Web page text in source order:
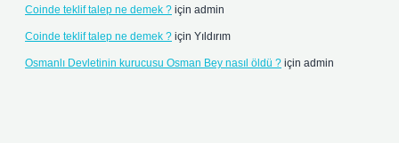
Coinde teklif talep ne demek ? için admin
Coinde teklif talep ne demek ? için Yıldırım
Osmanlı Devletinin kurucusu Osman Bey nasıl öldü ? için admin